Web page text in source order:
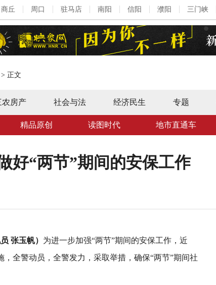
商丘 周口 驻马店 南阳 信阳 濮阳 三门峡
> 正文
农房产 社会与法 经济民生 专题
精品原创 读图时代 地市直通车
好“两节”期间的安保工作
张玉帆） 为进一步加强“两节”期间的安保工作，近
，全警动员，全警发力，采取举措，确保“两节”期间社